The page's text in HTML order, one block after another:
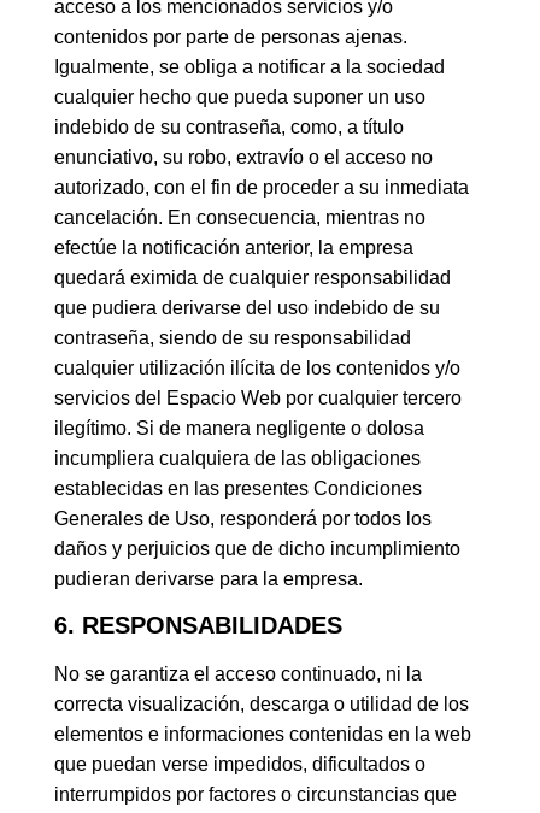
acceso a los mencionados servicios y/o
contenidos por parte de personas ajenas.
Igualmente, se obliga a notificar a la sociedad
cualquier hecho que pueda suponer un uso
indebido de su contraseña, como, a título
enunciativo, su robo, extravío o el acceso no
autorizado, con el fin de proceder a su inmediata
cancelación. En consecuencia, mientras no
efectúe la notificación anterior, la empresa
quedará eximida de cualquier responsabilidad
que pudiera derivarse del uso indebido de su
contraseña, siendo de su responsabilidad
cualquier utilización ilícita de los contenidos y/o
servicios del Espacio Web por cualquier tercero
ilegítimo. Si de manera negligente o dolosa
incumpliera cualquiera de las obligaciones
establecidas en las presentes Condiciones
Generales de Uso, responderá por todos los
daños y perjuicios que de dicho incumplimiento
pudieran derivarse para la empresa.
6. RESPONSABILIDADES
No se garantiza el acceso continuado, ni la
correcta visualización, descarga o utilidad de los
elementos e informaciones contenidas en la web
que puedan verse impedidos, dificultados o
interrumpidos por factores o circunstancias que